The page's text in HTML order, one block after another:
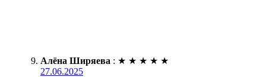
Алёна Ширяева : ★ ★ ★ ★ ★
27.06.2025